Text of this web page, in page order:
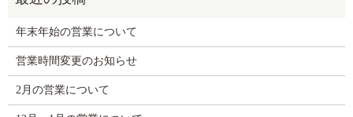
年末年始の営業について
営業時間変更のお知らせ
2月の営業について